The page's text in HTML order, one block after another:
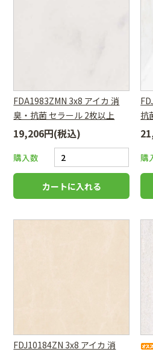
FDA1983ZMN 3x8 アイカ 消
臭・抗菌 セラール 2枚以上
19,206円(税込)
購入数
抗
購
FDJ10184ZN 3x8 アイカ 消